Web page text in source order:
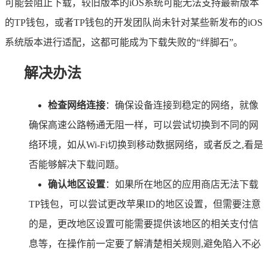
可能会阻止下载，较旧版本的iOS系统可能无法支持最新版本
的TP钱包，或者TP钱包的开发团队尚未针对某些新发布的iOS
系统版本进行适配，这都可能成为下载失败的“绊脚石”。
解决办法
检查网络连接：确保设备连接到稳定的网络，就像
确保高速公路畅通无阻一样，可以尝试切换到不同的网
络环境，如从Wi-Fi切换到移动数据网络，或者反之,看是
否能够解决下载问题。
确认地区设置：如果所在地区的应用商店无法下载
TP钱包，可以尝试更改苹果ID的地区设置，但需要注意
的是，更改地区设置可能需要提供该地区的相关支付信
息等，在操作前一定要了解清楚相关规则,避免陷入不必